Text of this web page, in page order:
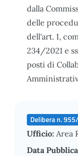
dalla
delle
dell'art. 1,
234/2021 e
posti di
Delibera n.
Ufficio: Area
Data